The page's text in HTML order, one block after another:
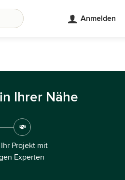
Anmelden
Ihrer Nähe
Projekt mit
Experten